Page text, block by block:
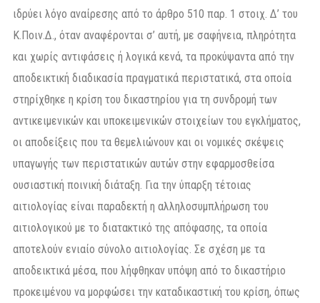
ιδρύει λόγο αναίρεσης από το άρθρο 510 παρ. 1 στοιχ. Δ’ του
Κ.Ποιν.Δ., όταν αναφέρονται σ’ αυτή, με σαφήνεια, πληρότητα
και χωρίς αντιφάσεις ή λογικά κενά, τα προκύψαντα από την
αποδεικτική διαδικασία πραγματικά περιστατικά, στα οποία
στηρίχθηκε η κρίση του δικαστηρίου για τη συνδρομή των
αντικειμενικών και υποκειμενικών στοιχείων του εγκλήματος,
οι αποδείξεις που τα θεμελιώνουν και οι νομικές σκέψεις
υπαγωγής των περιστατικών αυτών στην εφαρμοσθείσα
ουσιαστική ποινική διάταξη. Για την ύπαρξη τέτοιας
αιτιολογίας είναι παραδεκτή η αλληλοσυμπλήρωση του
αιτιολογικού με το διατακτικό της απόφασης, τα οποία
αποτελούν ενιαίο σύνολο αιτιολογίας. Σε σχέση με τα
αποδεικτικά μέσα, που λήφθηκαν υπόψη από το δικαστήριο
προκειμένου να μορφώσει την καταδικαστική του κρίση, όπως